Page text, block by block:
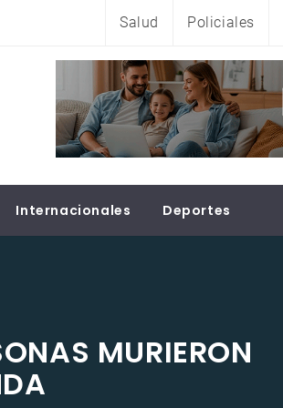
Salud Policiales
Internacionales Deportes
MURIERON